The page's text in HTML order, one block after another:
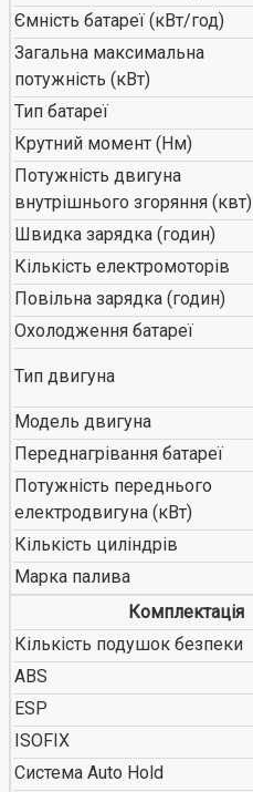
Ємність батареї (кВт/год)
Загальна максимальна
потужність (кВт)
Тип батареї
Крутний момент (Нм)
Потужність двигуна
внутрішнього згоряння (квт)
Швидка зарядка (годин)
Кількість електромоторів
Повільна зарядка (годин)
Охолодження батареї
Тип двигуна
Модель двигуна
Переднагрівання батареї
Потужність переднього
електродвигуна (кВт)
Кількість циліндрів
Марка палива
Комплектація
Кількість подушок безпеки
ABS
ESP
ISOFIX
Система Auto Hold